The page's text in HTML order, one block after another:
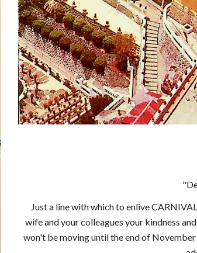
Just a line with which to enlive
wife and your colleagues your kindness
won't be moving until the end of